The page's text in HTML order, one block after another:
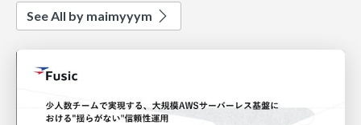
See All by maimyyym